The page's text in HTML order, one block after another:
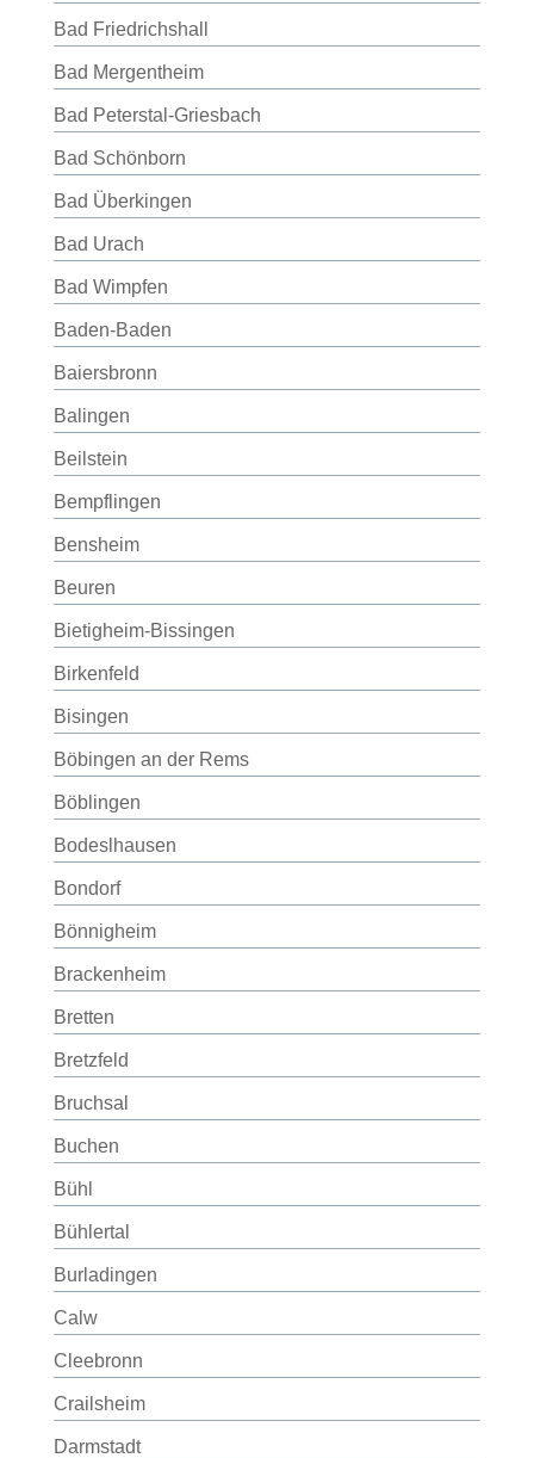
Bad Friedrichshall
Bad Mergentheim
Bad Peterstal-Griesbach
Bad Schönborn
Bad Überkingen
Bad Urach
Bad Wimpfen
Baden-Baden
Baiersbronn
Balingen
Beilstein
Bempflingen
Bensheim
Beuren
Bietigheim-Bissingen
Birkenfeld
Bisingen
Böbingen an der Rems
Böblingen
Bodeslhausen
Bondorf
Bönnigheim
Brackenheim
Bretten
Bretzfeld
Bruchsal
Buchen
Bühl
Bühlertal
Burladingen
Calw
Cleebronn
Crailsheim
Darmstadt